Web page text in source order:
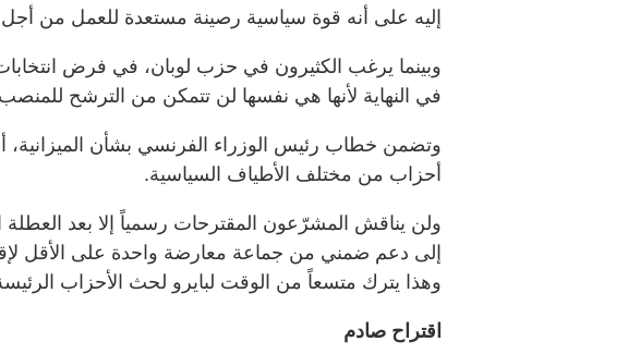
إليه على أنه قوة سياسية رصينة مستعدة للعمل من أجل
وبينما يرغب الكثيرون في حزب لوبان، في فرض انتخابات
في النهاية لأنها هي نفسها لن تتمكن من الترشح للمنصب
وتضمن خطاب رئيس الوزراء الفرنسي بشأن
أحزاب من مختلف الأطياف السياسية.
ولن يناقش المشرّعون المقترحات رسمياً إلا بعد العطلة
إلى دعم ضمني من جماعة معارضة واحدة على الأقل
وهذا يترك متسعاً من الوقت لبايرو لحث الأحزاب
اقتراح صادم